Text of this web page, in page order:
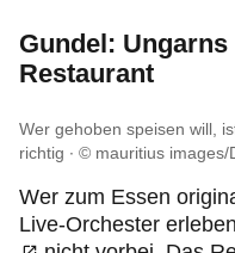
Gundel:
Restaurant
Wer gehoben speisen will,
richtig
© mauritius images/
Wer zum Essen
Live-Orchester